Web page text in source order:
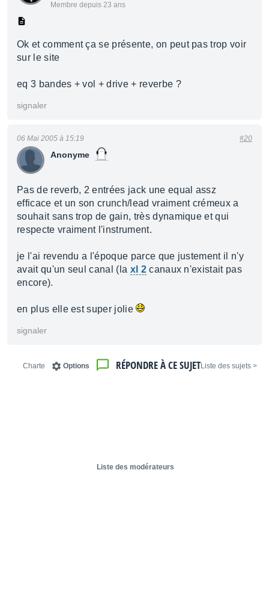
Membre depuis 23 ans
Ok et comment ça se présente, on peut pas trop voir
sur le site
eq 3 bandes + vol + drive + reverbe ?
signaler
Anonyme
06 Mai 2005 à 15:19 #20
Pas de reverb, 2 entrées jack une equal assz
efficace et un son crunch/lead vraiment crémeux a
souhait sans trop de gain, très dynamique et qui
respecte vraiment l'instrument.
je l'ai revendu a l'époque parce que justement il n'y
avait qu'un seul canal (la xl 2canaux n'existait pas
encore).
en plus elle est super jolie
signaler
< Liste des sujets
RÉPONDRE À CE SUJET
Options
Charte
Liste des modérateurs